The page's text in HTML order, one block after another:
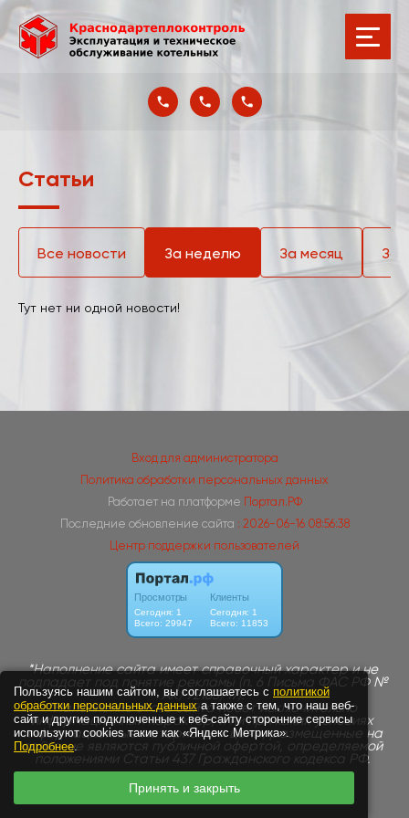
Пользуясь нашим сайтом, вы соглашаетесь с политикой
обработки персональных данныха также с тем, что наш веб-
сайт и другие подключенные к веб-сайту сторонние сервисы
используют cookies такие как «Яндекс Метрика».
Подробнее.
Принять и закрыть
Статьи
Все новости За неделю За месяц За
Тут нет ни одной новости!
Вход для администратора
Политика обработки персональных данных
Работает на платформе Портал.РФ
Последние обновление сайта : 2026-06-16 08:56:38
Центр поддержки пользователей